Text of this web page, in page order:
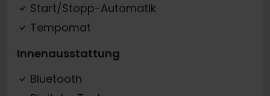
Start/Stopp-Automatik
Tempomat
Innenausstattung
Bluetooth